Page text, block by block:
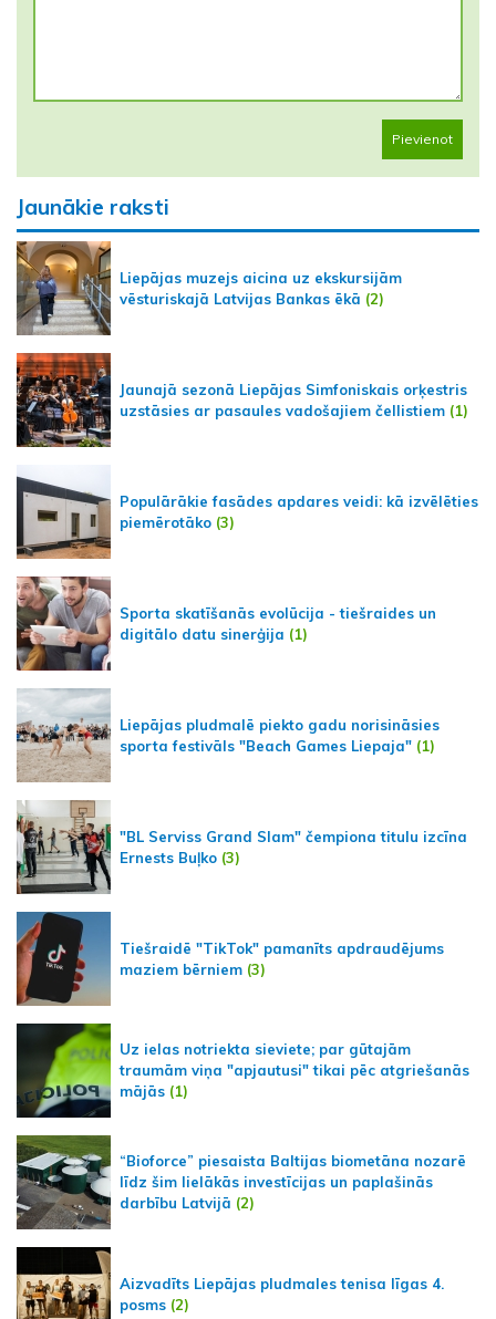
Pievienot
Jaunākie raksti
Liepājas muzejs aicina uz ekskursijām
vēsturiskajā Latvijas Bankas ēkā (2)
Jaunajā sezonā Liepājas Simfoniskais orķestris
uzstāsies ar pasaules vadošajiem čellistiem (1)
Populārākie fasādes apdares veidi: kā izvēlēties
piemērotāko (3)
Sporta skatīšanās evolūcija - tiešraides un
digitālo datu sinerģija (1)
Liepājas pludmalē piekto gadu norisināsies
sporta festivāls "Beach Games Liepaja" (1)
"BL Serviss Grand Slam" čempiona titulu izcīna
Ernests Buļko (3)
Tiešraidē "TikTok" pamanīts apdraudējums
maziem bērniem (3)
Uz ielas notriekta sieviete; par gūtajām
traumām viņa "apjautusi" tikai pēc atgriešanās
mājās (1)
“Bioforce” piesaista Baltijas biometāna nozarē
līdz šim lielākās investīcijas un paplašinās
darbību Latvijā (2)
Aizvadīts Liepājas pludmales tenisa līgas 4.
posms (2)